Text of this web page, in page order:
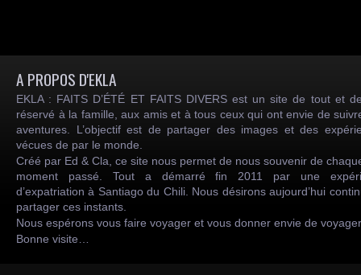
A PROPOS D'EKLA
EKLA : FAITS D’ÉTÉ ET FAITS DIVERS est un site de tout et
réservé à la famille, aux amis et à tous ceux qui ont envie de
aventures. L’objectif est de partager des images et des
vécues de par le monde.
Créé par Ed & Cla, ce site nous permet de nous souvenir de
moment passé. Tout a démarré fin 2011 par une
d’expatriation à Santiago du Chili. Nous désirons aujourd’hui
partager ces instants.
Nous espérons vous faire voyager et vous donner envie de
Bonne visite…